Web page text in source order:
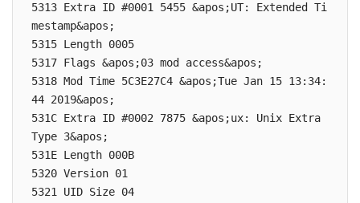
5313 Extra ID #0001 5455 &apos;UT: Extended Ti
mestamp&apos;
5315 Length 0005
5317 Flags &apos;03 mod access&apos;
5318 Mod Time 5C3E27C4 &apos;Tue Jan 15 13:34:
44 2019&apos;
531C Extra ID #0002 7875 &apos;ux: Unix Extra
Type 3&apos;
531E Length 000B
5320 Version 01
5321 UID Size 04